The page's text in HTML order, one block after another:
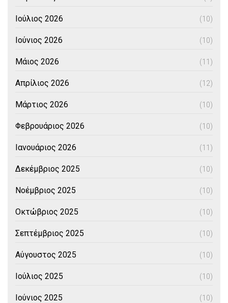
Ιούλιος 2026 (10)
Ιούνιος 2026 (10)
Μάιος 2026 (11)
Απρίλιος 2026 (12)
Μάρτιος 2026 (10)
Φεβρουάριος 2026 (10)
Ιανουάριος 2026 (11)
Δεκέμβριος 2025 (10)
Νοέμβριος 2025 (10)
Οκτώβριος 2025 (10)
Σεπτέμβριος 2025 (10)
Αύγουστος 2025 (10)
Ιούλιος 2025 (10)
Ιούνιος 2025 (10)